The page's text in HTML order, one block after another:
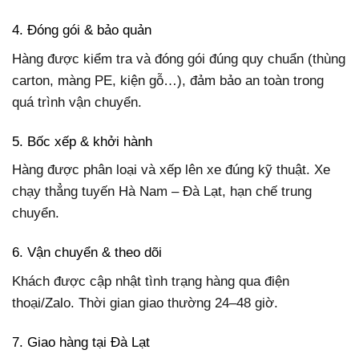
4. Đóng gói & bảo quản
Hàng được kiểm tra và đóng gói đúng quy chuẩn (thùng
carton, màng PE, kiện gỗ…), đảm bảo an toàn trong
quá trình vận chuyển.
5. Bốc xếp & khởi hành
Hàng được phân loại và xếp lên xe đúng kỹ thuật. Xe
chạy thẳng tuyến Hà Nam – Đà Lạt, hạn chế trung
chuyển.
6. Vận chuyển & theo dõi
Khách được cập nhật tình trạng hàng qua điện
thoại/Zalo. Thời gian giao thường 24–48 giờ.
7. Giao hàng tại Đà Lạt